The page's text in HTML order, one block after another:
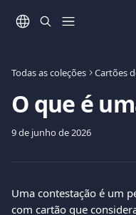
Todas as coleções Cartões
O que é
9 de junho de 2026
Uma contestação é um
com cartão que